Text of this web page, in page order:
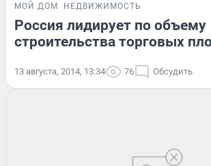
МОЙ ДОМ НЕДВИЖИМОСТЬ
Россия лидирует по объему
строительства торговых
13 августа, 2014, 13:34 76 Обсудить